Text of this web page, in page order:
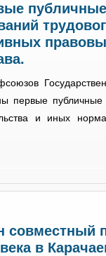
первые
и иных
совместный
в